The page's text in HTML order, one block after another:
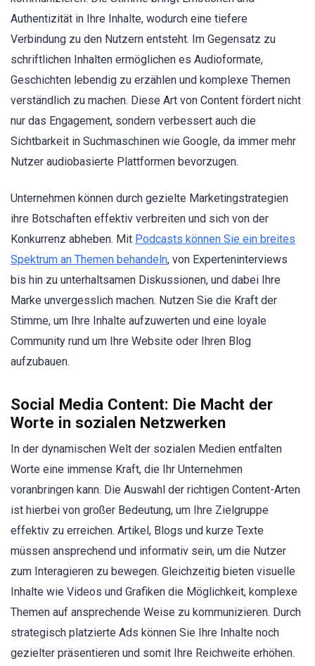
Authentizität in Ihre Inhalte, wodurch eine tiefere
Verbindung zu den Nutzern entsteht. Im Gegensatz zu
schriftlichen Inhalten ermöglichen es Audioformate,
Geschichten lebendig zu erzählen und komplexe Themen
verständlich zu machen. Diese Art von Content fördert nicht
nur das Engagement, sondern verbessert auch die
Sichtbarkeit in Suchmaschinen wie Google, da immer mehr
Nutzer audiobasierte Plattformen bevorzugen.
Unternehmen können durch gezielte Marketingstrategien
ihre Botschaften effektiv verbreiten und sich von der
Konkurrenz abheben. Mit Podcasts können Sie ein breites
Spektrum an Themen behandeln, von Experteninterviews
bis hin zu unterhaltsamen Diskussionen, und dabei Ihre
Marke unvergesslich machen. Nutzen Sie die Kraft der
Stimme, um Ihre Inhalte aufzuwerten und eine loyale
Community rund um Ihre Website oder Ihren Blog
aufzubauen.
Social Media Content: Die Macht der
Worte in sozialen Netzwerken
In der dynamischen Welt der sozialen Medien entfalten
Worte eine immense Kraft, die Ihr Unternehmen
voranbringen kann. Die Auswahl der richtigen Content-Arten
ist hierbei von großer Bedeutung, um Ihre Zielgruppe
effektiv zu erreichen. Artikel, Blogs und kurze Texte
müssen ansprechend und informativ sein, um die Nutzer
zum Interagieren zu bewegen. Gleichzeitig bieten visuelle
Inhalte wie Videos und Grafiken die Möglichkeit, komplexe
Themen auf ansprechende Weise zu kommunizieren. Durch
strategisch platzierte Ads können Sie Ihre Inhalte noch
gezielter präsentieren und somit Ihre Reichweite erhöhen.